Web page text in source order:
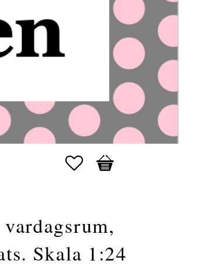
Favorites
Basket
Skala 1:24